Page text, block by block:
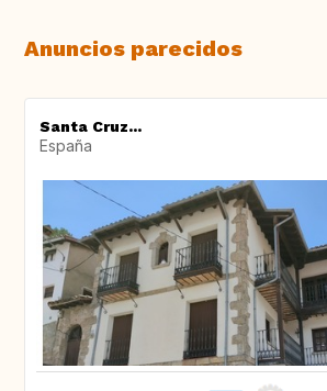
Anuncios parecidos
Santa Cruz...
España